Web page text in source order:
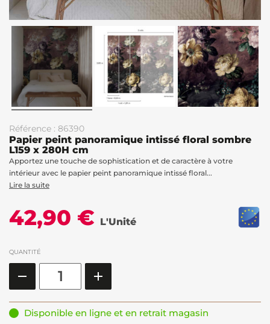
Référence : 86390
Papier peint panoramique intissé floral sombre
L159 x 280H cm
Apportez une touche de sophistication et de caractère à votre
intérieur avec le papier peint panoramique intissé floral...
Lire la suite
42,90 € L'Unité
QUANTITÉ
Disponible en ligne et en retrait magasin